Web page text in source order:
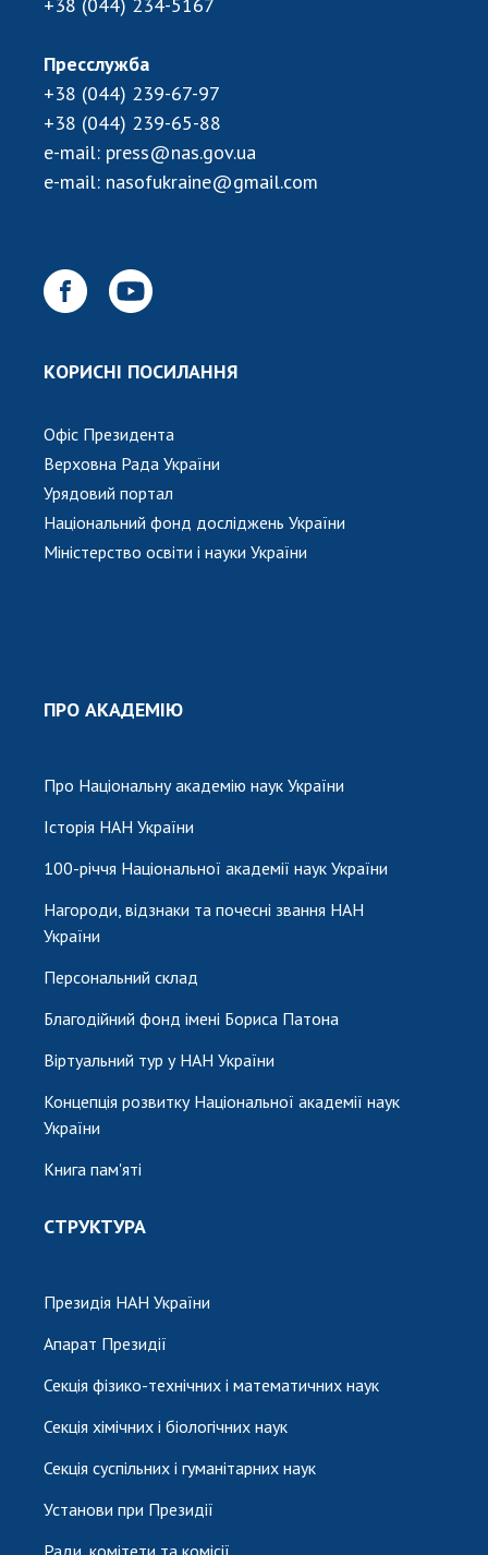
Пресслужба
+38 (044) 239-67-97
+38 (044) 239-65-88
e-mail: press@nas.gov.ua
e-mail: nasofukraine@gmail.com
КОРИСНІ ПОСИЛАННЯ
Офіс Президента
Верховна Рада України
Урядовий портал
Національний фонд досліджень України
Міністерство освіти і науки України
ПРО АКАДЕМІЮ
Про Національну академію наук України
Історія НАН України
100-річчя Національної академії наук України
Нагороди, відзнаки та почесні звання НАН
України
Персональний склад
Благодійний фонд імені Бориса Патона
Віртуальний тур у НАН України
Концепція розвитку Національної академії наук
України
Книга пам'яті
СТРУКТУРА
Президія НАН України
Апарат Президії
Секція фізико-технічних і математичних наук
Секція хімічних і біологічних наук
Секція суспільних і гуманітарних наук
Установи при Президії
Ради, комітети та комісії